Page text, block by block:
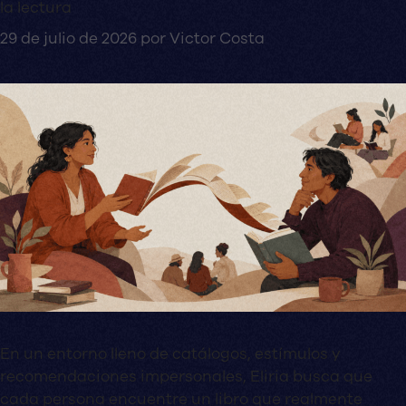
la lectura
29 de julio de 2026 porVictor Costa
En un entorno lleno de catálogos, estímulos y
recomendaciones impersonales, Eliria busca que
cada persona encuentre un libro que realmente